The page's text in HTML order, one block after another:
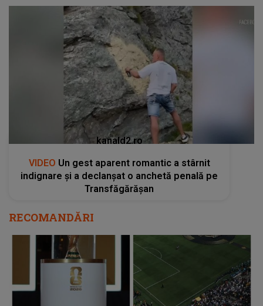
kanald2.ro
VIDEO Un gest aparent romantic a stârnit
indignare și a declanșat o anchetă penală pe
Transfăgărășan
RECOMANDĂRI